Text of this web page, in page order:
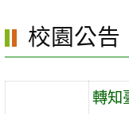
區
校園公告
轉知